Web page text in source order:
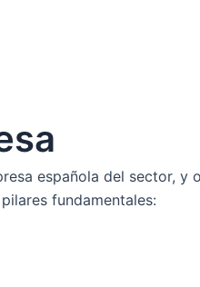
española del sector, y
fundamentales: